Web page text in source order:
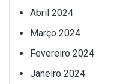
Abril 2024
Março 2024
Fevereiro 2024
Janeiro 2024